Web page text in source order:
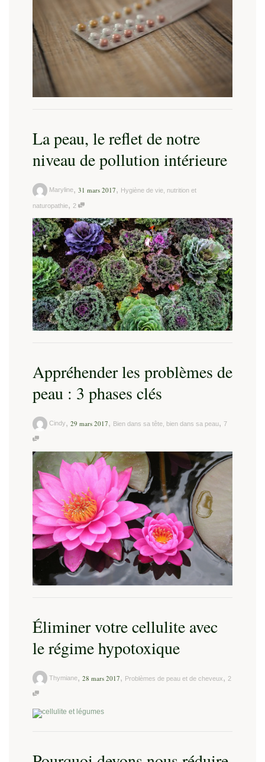
La peau, le reflet de notre
niveau de pollution intérieure
Maryline, 31 mars 2017, Hygiène de vie, nutrition et
naturopathie, 2
Appréhender les problèmes de
peau : 3 phases clés
Cindy, 29 mars 2017, Bien dans sa tête, bien dans sa peau, 7
Éliminer votre cellulite avec
le régime hypotoxique
Thymiane, 28 mars 2017, Problèmes de peau et de cheveux, 2